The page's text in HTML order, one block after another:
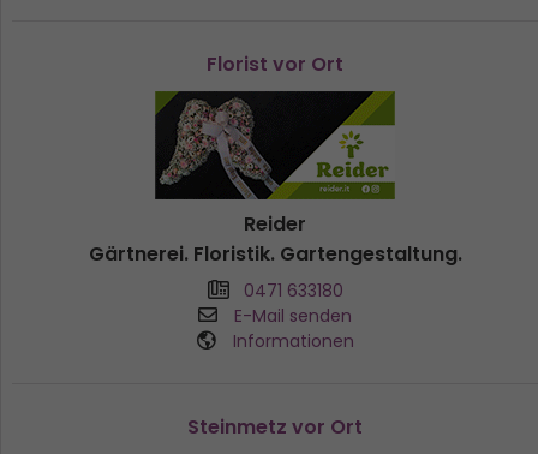
Florist vor Ort
Reider
Gärtnerei. Floristik. Gartengestaltung.
0471 633180
E-Mail senden
Informationen
Steinmetz vor Ort